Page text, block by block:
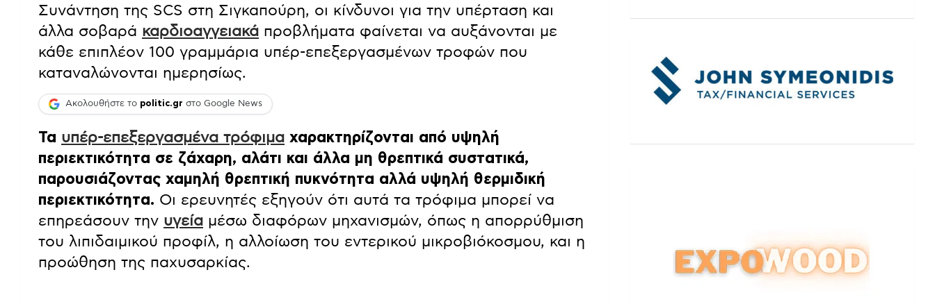
Συνάντηση της SCS στη Σιγκαπούρη, οι κίνδυνοι για την υπέρταση και
άλλα σοβαρά καρδιοαγγειακά προβλήματα φαίνεται να αυξάνονται με
κάθε επιπλέον 100 γραμμάρια υπέρ-επεξεργασμένων τροφών που
καταναλώνονται ημερησίως.
Ακολουθήστε το politic.gr στο Google News
Τα υπέρ-επεξεργασμένα τρόφιμα χαρακτηρίζονται από υψηλή
περιεκτικότητα σε ζάχαρη, αλάτι και άλλα μη θρεπτικά συστατικά,
παρουσιάζοντας χαμηλή θρεπτική πυκνότητα αλλά υψηλή θερμιδική
περιεκτικότητα. Οι ερευνητές εξηγούν ότι αυτά τα τρόφιμα μπορεί να
επηρεάσουν την υγεία μέσω διαφόρων μηχανισμών, όπως η απορρύθμιση
του λιπιδαιμικού προφίλ, η αλλοίωση του εντερικού μικροβιόκοσμου, και η
προώθηση της παχυσαρκίας.